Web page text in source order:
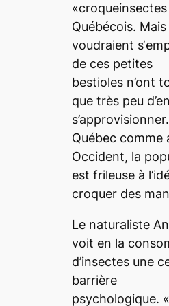
«croqueinsectes
Québécois.
voudraient
de ces petites
bestioles n’ont
que très peu
Québec comme
Occident, la
est frileuse à
croquer des
Le naturaliste
voit en la
d’insectes une
barrière
psychologique.